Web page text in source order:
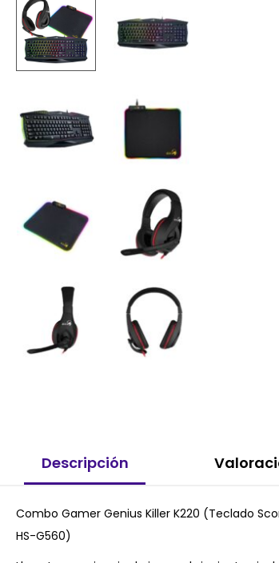
Descripción
Combo Gamer Genius Killer K220 (Teclado
HS-G560)